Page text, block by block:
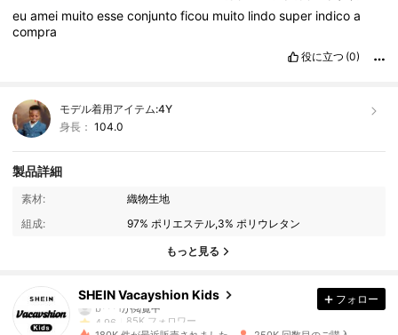
euamei muitoesseconjuntoficou muito lindosuper indicoa
compra
役に立つ (0)
モデル着用アイテム:4Y
身長： 104.0
製品詳細
素材:
織物生地
組成:
97% ポリエステル,3% ポリウレタン
もっと見る
SHEIN Vacayshion Kids
85K フォロワー
4.96 85K フォロワー
フォロー